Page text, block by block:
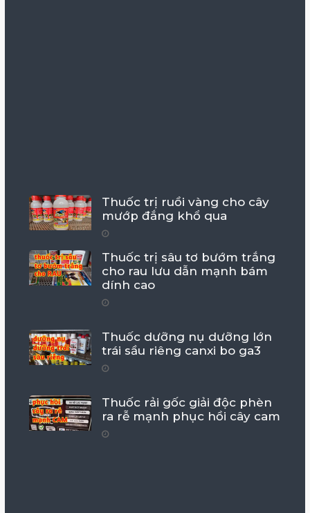
Thuốc trị ruồi vàng cho cây
mướp đắng khổ qua
Thuốc trị sâu tơ bướm trắng
cho rau lưu dẫn mạnh bám
dính cao
Thuốc dưỡng nụ dưỡng lớn
trái sầu riêng canxi bo ga3
Thuốc rải gốc giải độc phèn
ra rễ mạnh phục hồi cây cam